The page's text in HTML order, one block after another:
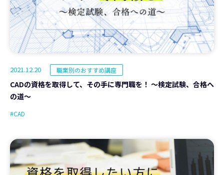
2021.12.20 職業別のおすすめ講座
CADの資格を取得して、その手に専門職を！ ～検定試験、合格へ
の道～
#CAD